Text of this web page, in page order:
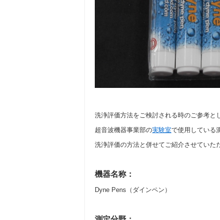
洗浄評価方法をご検討される時のご参考と
超音波機器事業部の実験室で使用している
洗浄評価の方法と併せてご紹介させていた
機器名称：
Dyne Pens（ダインペン）